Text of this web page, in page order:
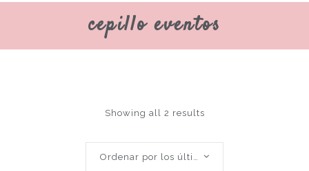
cepillo eventos
Showing all 2 results
Ordenar por los últimos